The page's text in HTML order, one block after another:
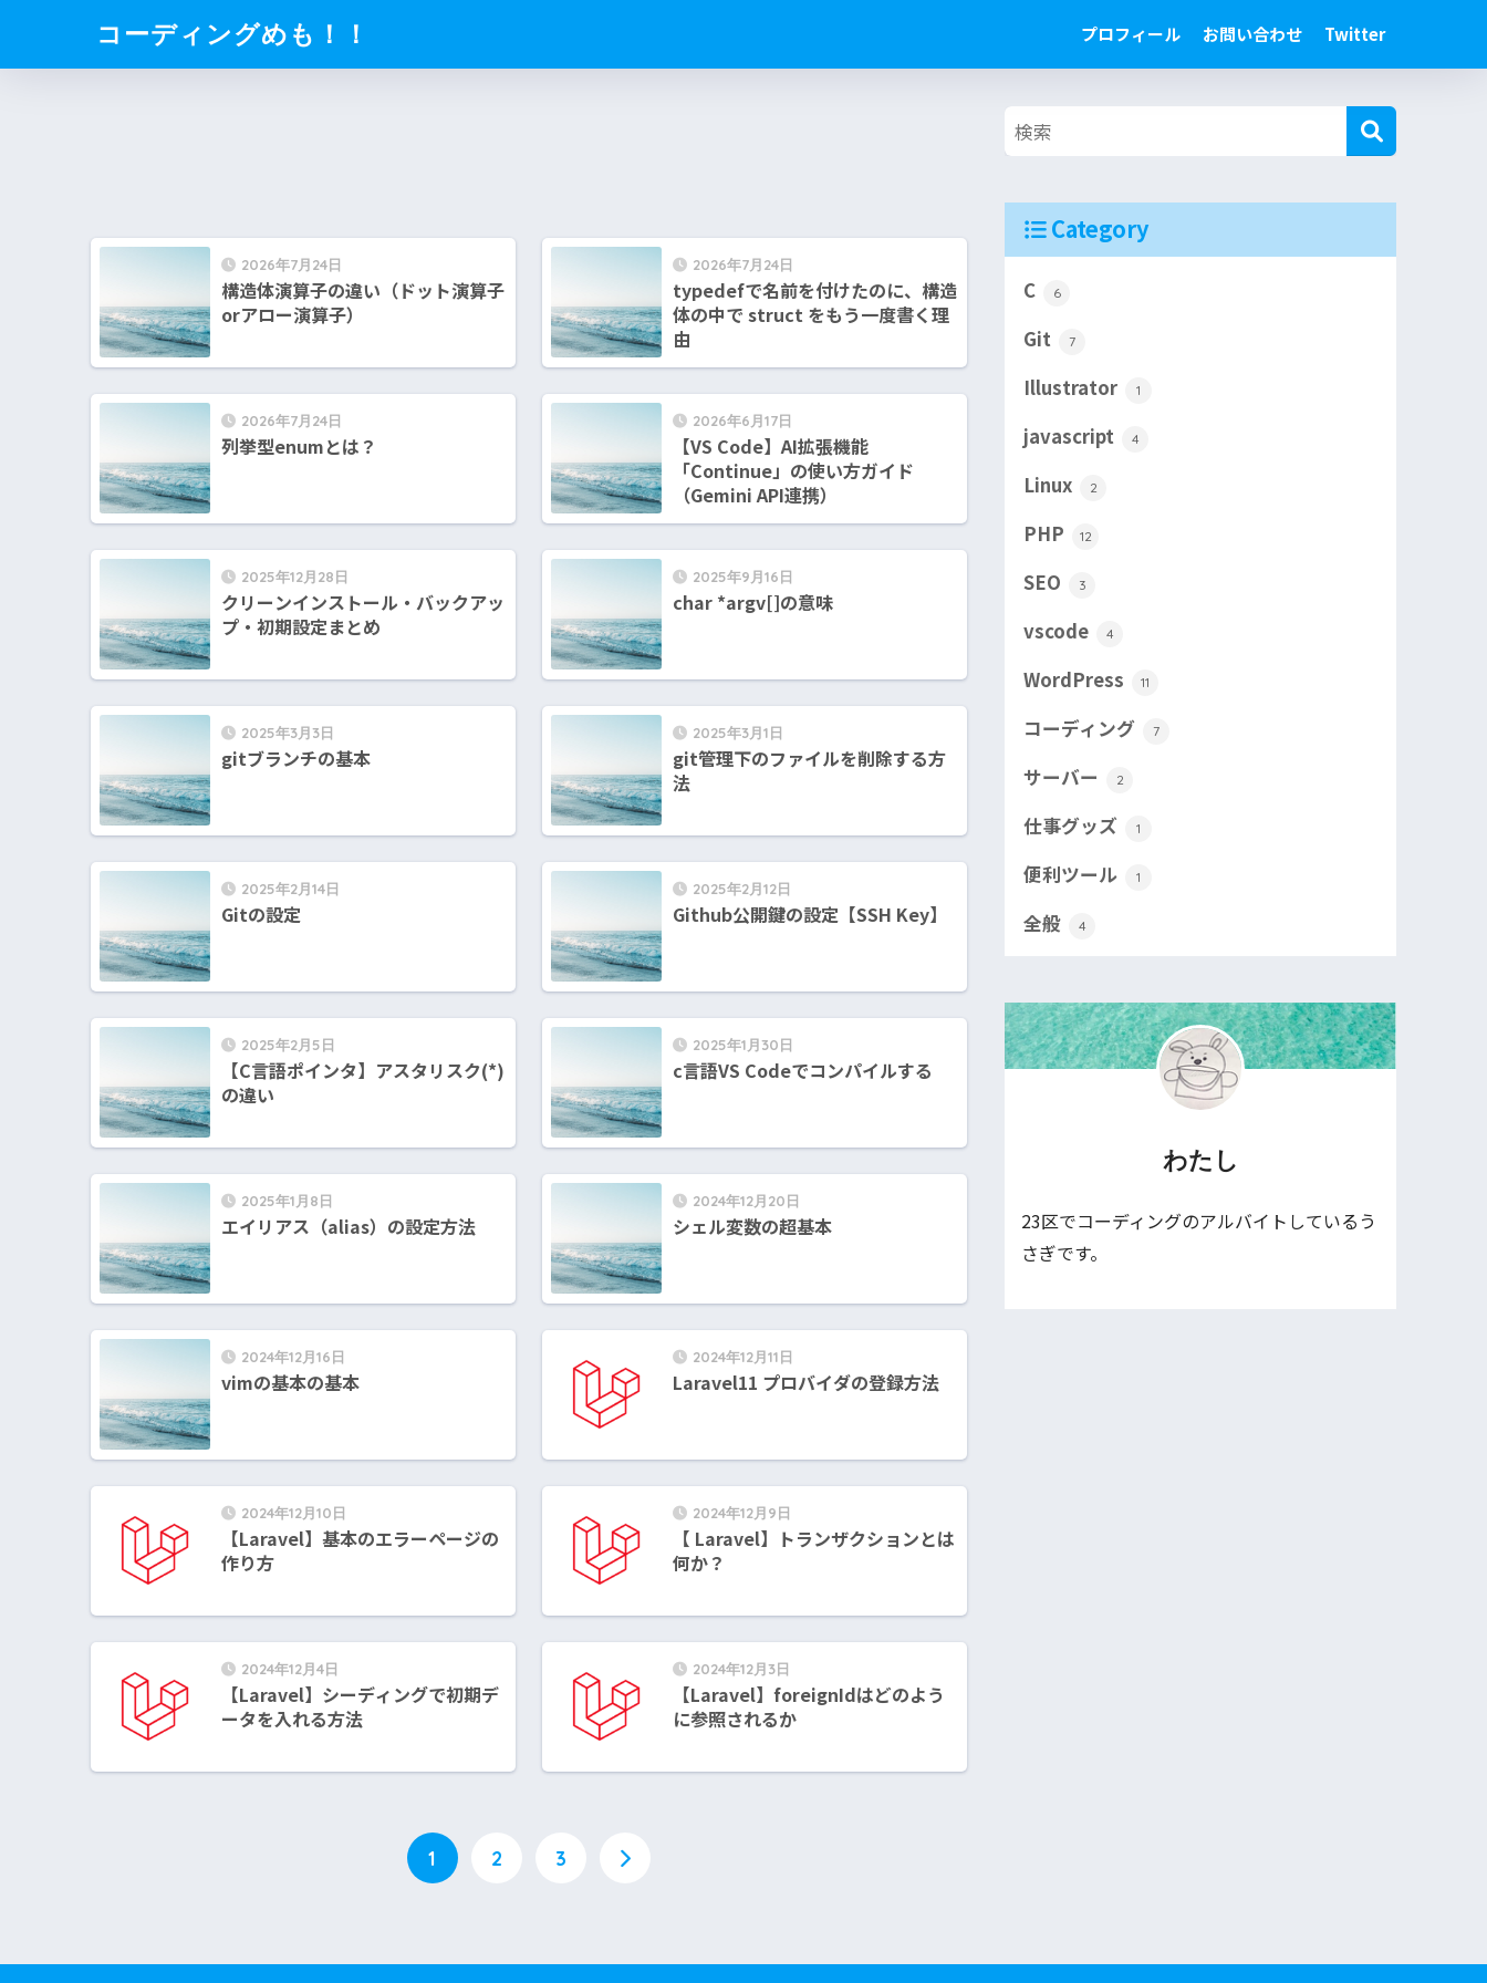
コーディングめも！！ プロフィール お問い合わせ Twitter
2026年7月24日
構造体演算子の違い（ドット演算子
orアロー演算子）
2026年7月24日
typedefで名前を付けたのに、構造
体の中で struct をもう一度書く理
由
2026年7月24日
列挙型enumとは？
2026年6月17日
【VS Code】AI拡張機能
「Continue」の使い方ガイド
（Gemini API連携）
2025年12月28日
クリーンインストール・バックアッ
プ・初期設定まとめ
2025年9月16日
char *argv[]の意味
2025年3月3日
gitブランチの基本
2025年3月1日
git管理下のファイルを削除する方
法
2025年2月14日
Gitの設定
2025年2月12日
Github公開鍵の設定【SSH Key】
2025年2月5日
【C言語ポインタ】アスタリスク(*)
の違い
2025年1月30日
c言語VS Codeでコンパイルする
2025年1月8日
エイリアス（alias）の設定方法
2024年12月20日
シェル変数の超基本
2024年12月16日
vimの基本の基本
2024年12月11日
Laravel11 プロバイダの登録方法
2024年12月10日
【Laravel】基本のエラーページの
作り方
2024年12月9日
【 Laravel】トランザクションとは
何か？
2024年12月4日
【Laravel】シーディングで初期デ
ータを入れる方法
2024年12月3日
【Laravel】foreignIdはどのよう
に参照されるか
1 2 3
Category
C 6
Git 7
Illustrator 1
javascript 4
Linux 2
PHP 12
SEO 3
vscode 4
WordPress 11
コーディング 7
サーバー 2
仕事グッズ 1
便利ツール 1
全般 4
わたし
23区でコーディングのアルバイトしているう
さぎです。